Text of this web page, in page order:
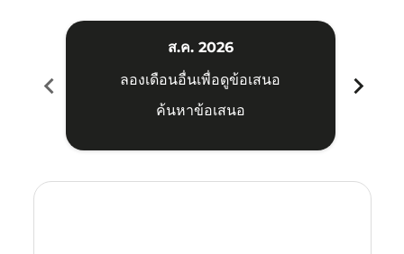
chevron_left
ส.ค. 2026
ลองเดือนอื่นเพื่อดูข้อเสนอ
ค้นหาข้อเสนอ
chevron_right